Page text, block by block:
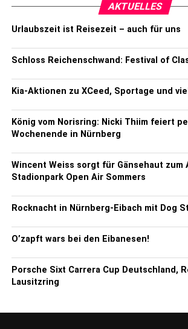
AKTUELLES
Urlaubszeit ist Reisezeit – auch für uns
Schloss Reichenschwand: Festival of
Kia-Aktionen zu XCeed, Sportage und
König vom Norisring: Nicki Thiim feiert
Wochenende in Nürnberg
Wincent Weiss sorgt für Gänsehaut zum
Stadionpark Open Air Sommers
Rocknacht in Nürnberg-Eibach mit Dog
O’zapft wars bei den Eibanesen!
Porsche Sixt Carrera Cup Deutschland,
Lausitzring